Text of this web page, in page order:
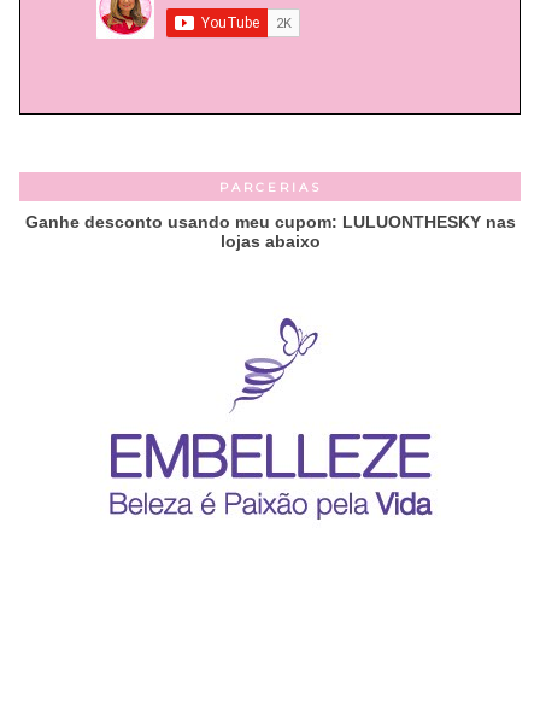
PARCERIAS
Ganhe desconto usando meu cupom: LULUONTHESKY nas
lojas abaixo